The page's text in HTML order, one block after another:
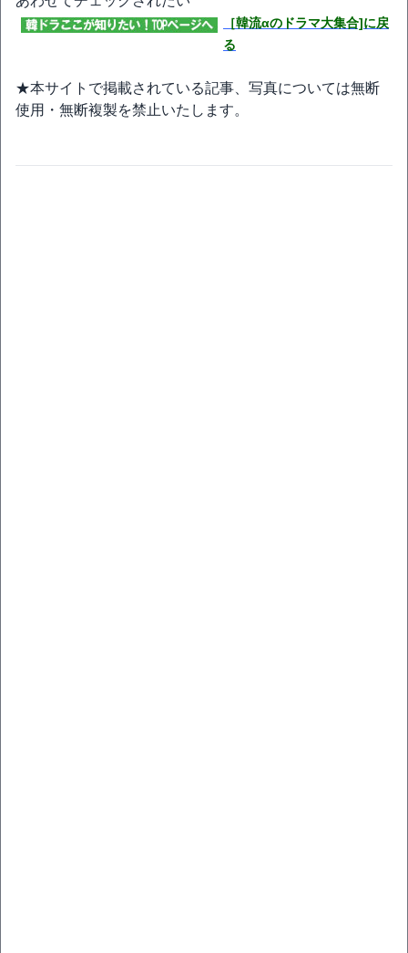
［韓流αのドラマ大集合]に戻
る
★本サイトで掲載されている記事、写真については無断
使用・無断複製を禁止いたします。